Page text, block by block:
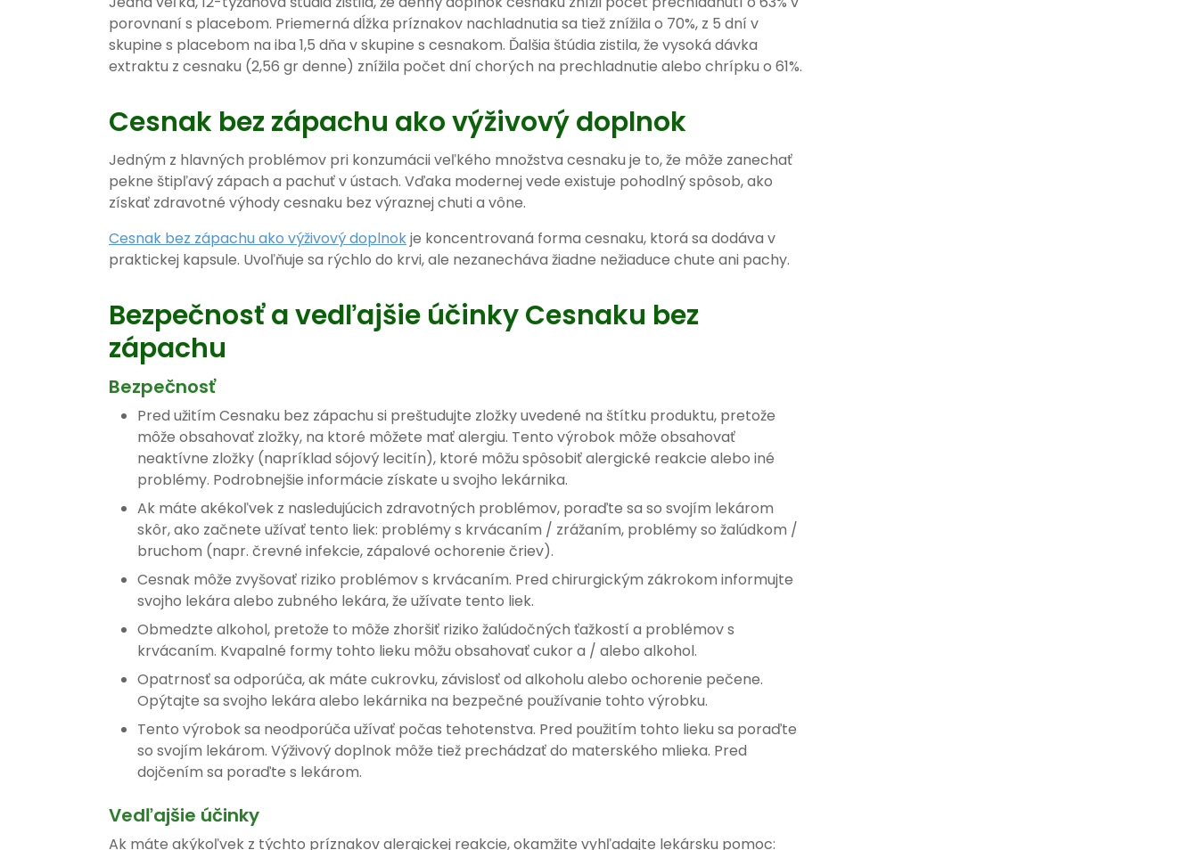
porovnaní s placebom. Priemerná dĺžka príznakov nachladnutia sa tiež znížila o 70%, z 5 dní v
skupine s placebom na iba 1,5 dňa v skupine s cesnakom. Ďalšia štúdia zistila, že vysoká dávka
extraktu z cesnaku (2,56 gr denne) znížila počet dní chorých na prechladnutie alebo chrípku o 61%.
Cesnak bez zápachu ako výživový doplnok
Jedným z hlavných problémov pri konzumácii veľkého množstva cesnaku je to, že môže zanechať
pekne štipľavý zápach a pachuť v ústach. Vďaka modernej vede existuje pohodlný spôsob, ako
získať zdravotné výhody cesnaku bez výraznej chuti a vône.
Cesnak bez zápachu ako výživový doplnokje koncentrovaná forma cesnaku, ktorá sa dodáva v
praktickej kapsule. Uvoľňuje sa rýchlo do krvi, ale nezanecháva žiadne nežiaduce chute ani pachy.
Bezpečnosť a vedľajšie účinky Cesnaku bez
zápachu
Bezpečnosť
Pred užitím Cesnaku bez zápachu si preštudujte zložky uvedené na štítku produktu, pretože
môže obsahovať zložky, na ktoré môžete mať alergiu. Tento výrobok môže obsahovať
neaktívne zložky (napríklad sójový lecitín), ktoré môžu spôsobiť alergické reakcie alebo iné
problémy. Podrobnejšie informácie získate u svojho lekárnika.
Ak máte akékoľvek z nasledujúcich zdravotných problémov, poraďte sa so svojím lekárom
skôr, ako začnete užívať tento liek: problémy s krvácaním / zrážaním, problémy so žalúdkom /
bruchom (napr. črevné infekcie, zápalové ochorenie čriev).
Cesnak môže zvyšovať riziko problémov s krvácaním. Pred chirurgickým zákrokom informujte
svojho lekára alebo zubného lekára, že užívate tento liek.
Obmedzte alkohol, pretože to môže zhoršiť riziko žalúdočných ťažkostí a problémov s
krvácaním. Kvapalné formy tohto lieku môžu obsahovať cukor a / alebo alkohol.
Opatrnosť sa odporúča, ak máte cukrovku, závislosť od alkoholu alebo ochorenie pečene.
Opýtajte sa svojho lekára alebo lekárnika na bezpečné používanie tohto výrobku.
Tento výrobok sa neodporúča užívať počas tehotenstva. Pred použitím tohto lieku sa poraďte
so svojím lekárom. Výživový doplnok môže tiež prechádzať do materského mlieka. Pred
dojčením sa poraďte s lekárom.
Vedľajšie účinky
Ak máte akýkoľvek z týchto príznakov alergickej reakcie, okamžite vyhľadajte lekársku pomoc: